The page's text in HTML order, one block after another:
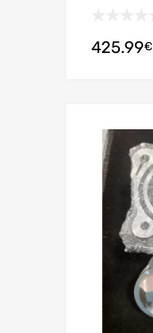
425.99€